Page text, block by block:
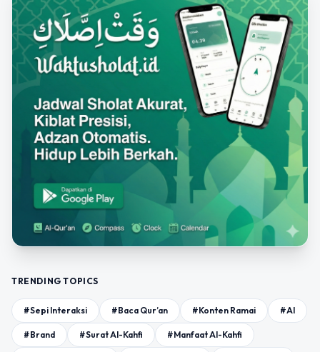
TRENDING TOPICS
#Sepi Interaksi #Baca Qur’an #Konten Ramai #AI
#Brand #Surat Al-Kahfi #Manfaat Al-Kahfi